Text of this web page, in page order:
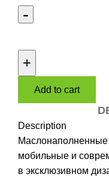
Ballu
BOH/CL-
11WRN
quantity
Add to cart
Description
мобильные и
в эксклюзивном